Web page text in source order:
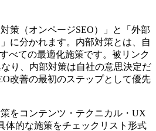
策（オンページSEO）」と「外部
に分かれます。内部対策とは、自
べての最適化施策です。被リンク
り、内部対策は自社の意思決定だ
改善の最初のステップとして優先
をコンテンツ・テクニカル・UX
体的な施策をチェックリスト形式